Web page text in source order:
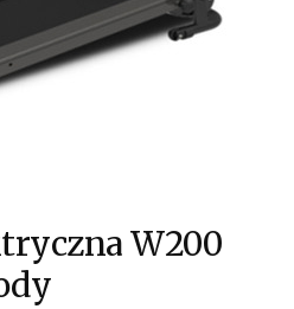
W200